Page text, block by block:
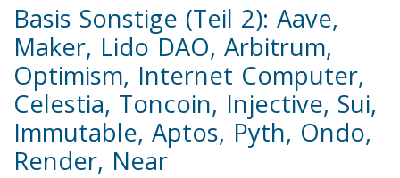
Basis Sonstige (Teil 2): Aave,
Maker, Lido DAO, Arbitrum,
Optimism, Internet Computer,
Celestia, Toncoin, Injective, Sui,
Immutable, Aptos, Pyth, Ondo,
Render, Near